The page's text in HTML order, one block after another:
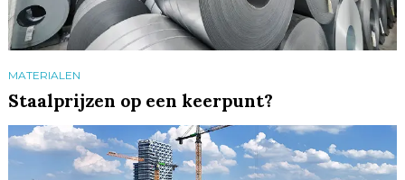
MATERIALEN
Staalprijzen op een keerpunt?